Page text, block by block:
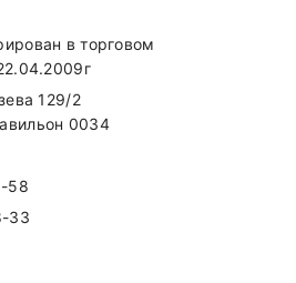
в торговом
129/2
0034
58
33